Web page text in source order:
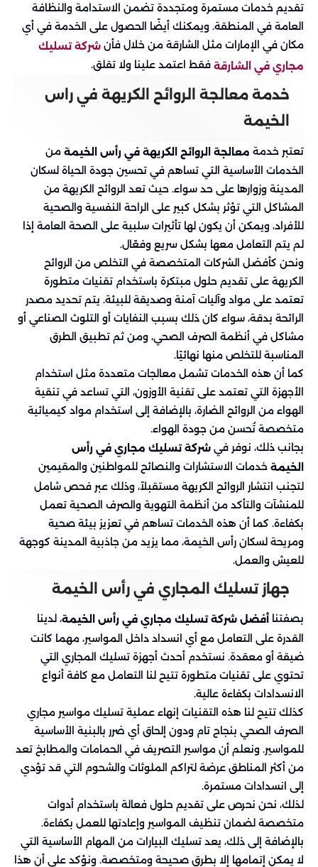
تقديم خدمات مستمرة ومتجددة تضمن الاستدامة والنظافة
العامة في المنطقة. ويمكنك أيضًا الحصول على الخدمة في أي
مكان في الإمارات مثل الشارقة من خلال فأن شركة تسليك
مجاري في الشارقة فقط اعتمد علينا ولا تقلق.
خدمة معالجة الروائح الكريهة في راس
الخيمة
تعتبر خدمة معالجة الروائح الكريهة في رأس الخيمة من
الخدمات الأساسية التي تساهم في تحسين جودة الحياة لسكان
المدينة وزوارها على حد سواء. حيث تعد الروائح الكريهة من
المشاكل التي تؤثر بشكل كبير على الراحة النفسية والصحية
للأفراد، ويمكن أن يكون لها تأثيرات سلبية على الصحة العامة إذا
لم يتم التعامل معها بشكل سريع وفعّال.
ونحن كأفضل الشركات المتخصصة في التخلص من الروائح
الكريهة على تقديم حلول مبتكرة باستخدام تقنيات متطورة
تعتمد على مواد وآليات آمنة وصديقة للبيئة. يتم تحديد مصدر
الرائحة بدقة، سواء كان ذلك بسبب النفايات أو التلوث الصناعي أو
مشاكل في أنظمة الصرف الصحي، ومن ثم تطبيق الطرق
المناسبة للتخلص منها نهائيًا.
كما أن هذه الخدمات تشمل معالجات متعددة مثل استخدام
الأجهزة التي تعتمد على تقنية الأوزون، التي تساعد في تنقية
الهواء من الروائح الضارة، بالإضافة إلى استخدام مواد كيميائية
متخصصة تُحسن من جودة الهواء.
بجانب ذلك، نوفر في شركة تسليك مجاري في رأس
الخيمة خدمات الاستشارات والنصائح للمواطنين والمقيمين
لتجنب انتشار الروائح الكريهة مستقبلاً، وذلك عبر فحص شامل
للمنشآت والتأكد من أنظمة التهوية والصرف الصحية تعمل
بكفاءة. كما أن هذه الخدمات تساهم في تعزيز بيئة صحية
ومريحة لسكان رأس الخيمة، مما يزيد من جاذبية المدينة كوجهة
للعيش والعمل.
جهاز تسليك المجاري في رأس الخيمة
بصفتنا أفضل شركة تسليك مجاري في رأس الخيمة، لدينا
القدرة على التعامل مع أي انسداد داخل المواسير، مهما كانت
ضيقة أو معقدة. نستخدم أحدث أجهزة تسليك المجاري التي
تحتوي على تقنيات متطورة تتيح لنا التعامل مع كافة أنواع
الانسدادات بكفاءة عالية.
كذلك تتيح لنا هذه التقنيات إنهاء عملية تسليك مواسير مجاري
الصرف الصحي بنجاح تام ودون إلحاق أي ضرر بالبنية الأساسية
للمواسير. ونعلم أن مواسير التصريف في الحمامات والمطابخ تعد
من أكثر المناطق عرضة لتراكم الملوثات والشحوم التي قد تؤدي
إلى انسدادات مستمرة.
لذلك، نحن نحرص على تقديم حلول فعالة باستخدام أدوات
متخصصة لضمان تنظيف المواسير وإعادتها للعمل بكفاءة.
بالإضافة إلى ذلك، يعد تسليك البيارات من المهام الأساسية التي
لا يمكن إتمامها إلا بطرق صحيحة ومتخصصة. ونؤكد على أن هذا